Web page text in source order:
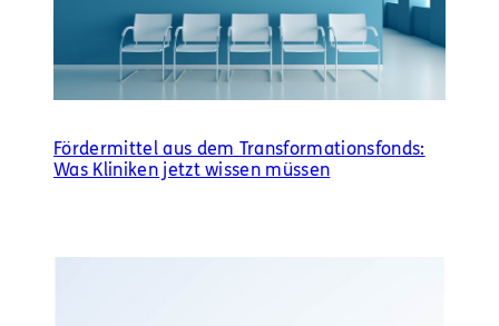
Fördermittel aus dem Transformationsfonds:
Was Kliniken jetzt wissen müssen